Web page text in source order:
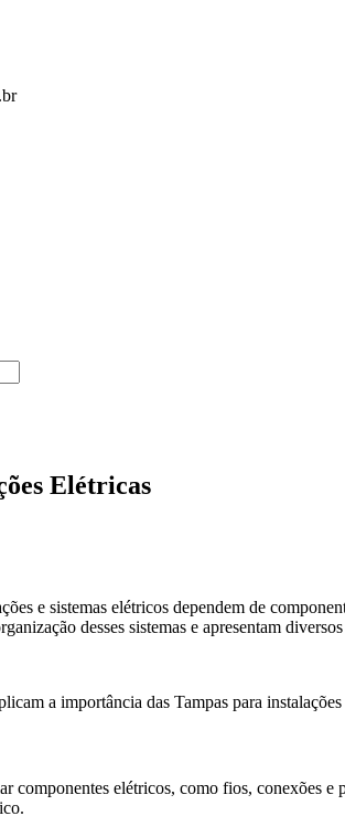
Elétricas
e sistemas elétricos dependem de
desses sistemas e apresentam
a importância das Tampas para
componentes elétricos, como fios, conexões